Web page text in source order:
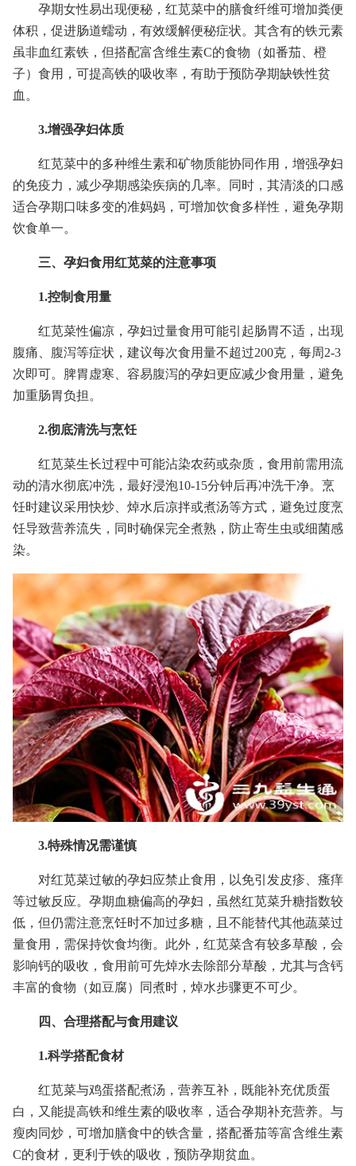
孕期女性易出现便秘，红苋菜中的膳食纤维可增加粪便
体积，促进肠道蠕动，有效缓解便秘症状。其含有的铁元素
虽非血红素铁，但搭配富含维生素C的食物（如番茄、橙
子）食用，可提高铁的吸收率，有助于预防孕期缺铁性贫
血。
3.增强孕妇体质
红苋菜中的多种维生素和矿物质能协同作用，增强孕妇
的免疫力，减少孕期感染疾病的几率。同时，其清淡的口感
适合孕期口味多变的准妈妈，可增加饮食多样性，避免孕期
饮食单一。
三、孕妇食用红苋菜的注意事项
1.控制食用量
红苋菜性偏凉，孕妇过量食用可能引起肠胃不适，出现
腹痛、腹泻等症状，建议每次食用量不超过200克，每周2-3
次即可。脾胃虚寒、容易腹泻的孕妇更应减少食用量，避免
加重肠胃负担。
2.彻底清洗与烹饪
红苋菜生长过程中可能沾染农药或杂质，食用前需用流
动的清水彻底冲洗，最好浸泡10-15分钟后再冲洗干净。烹
饪时建议采用快炒、焯水后凉拌或煮汤等方式，避免过度烹
饪导致营养流失，同时确保完全煮熟，防止寄生虫或细菌感
染。
3.特殊情况需谨慎
对红苋菜过敏的孕妇应禁止食用，以免引发皮疹、瘙痒
等过敏反应。孕期血糖偏高的孕妇，虽然红苋菜升糖指数较
低，但仍需注意烹饪时不加过多糖，且不能替代其他蔬菜过
量食用，需保持饮食均衡。此外，红苋菜含有较多草酸，会
影响钙的吸收，食用前可先焯水去除部分草酸，尤其与含钙
丰富的食物（如豆腐）同煮时，焯水步骤更不可少。
四、合理搭配与食用建议
1.科学搭配食材
红苋菜与鸡蛋搭配煮汤，营养互补，既能补充优质蛋
白，又能提高铁和维生素的吸收率，适合孕期补充营养。与
瘦肉同炒，可增加膳食中的铁含量，搭配番茄等富含维生素
C的食材，更利于铁的吸收，预防孕期贫血。